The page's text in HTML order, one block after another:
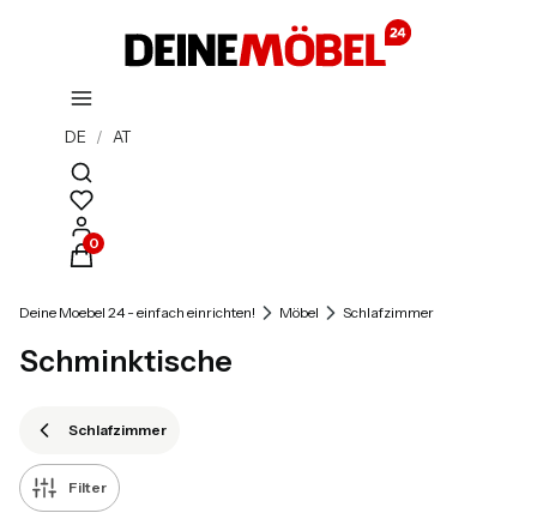
DE / AT
Suchmaschine öffnen
Produkte im Warenkorb: 0. Details anzeigen
Deine Moebel 24 - einfach einrichten! Möbel Schlafzimmer
Schminktische
Schlafzimmer
Filter